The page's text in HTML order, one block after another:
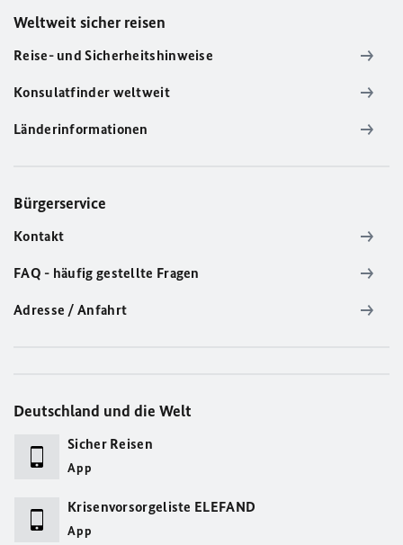
Weltweit sicher reisen
Reise- und Sicherheitshinweise
Konsulatfinder weltweit
Länderinformationen
Bürgerservice
Kontakt
FAQ - häufig gestellte Fragen
Adresse / Anfahrt
Deutschland und die Welt
Sicher Reisen
App
Krisenvorsorgeliste ELEFAND
App